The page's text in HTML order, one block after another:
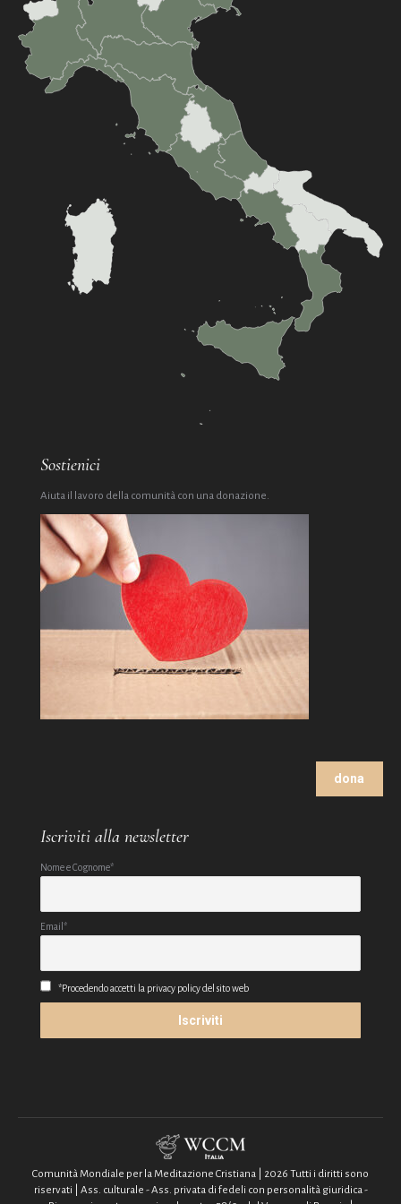
Sostienici
Aiuta il lavoro della comunità con una donazione.
dona
Iscriviti alla newsletter
Nome e Cognome*
Email*
*Procedendo accetti la privacy policy del sito web
Comunità Mondiale per la Meditazione Cristiana | 2026 Tutti i diritti sono
riservati | Ass. culturale - Ass. privata di fedeli con personalità giuridica -